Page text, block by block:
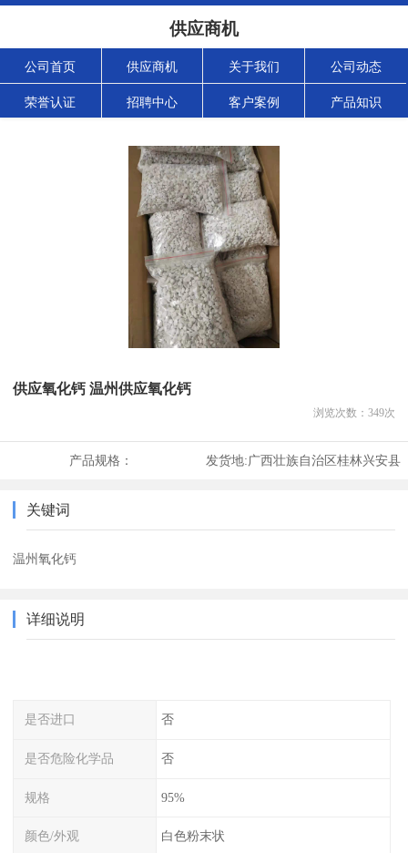
供应商机
公司首页 供应商机 关于我们 公司动态
荣誉认证 招聘中心 客户案例 产品知识
供应氧化钙 温州供应氧化钙
浏览次数： 349次
产品规格： 发货地:广西壮族自治区桂林兴安县
关键词
温州氧化钙
详细说明
是否进口 否
是否危险化学品 否
规格 95%
颜色/外观 白色粉末状